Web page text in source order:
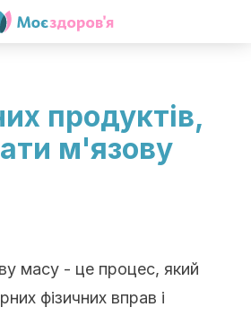
продуктів,
м'язову
масу - це процес, який
фізичних вправ і